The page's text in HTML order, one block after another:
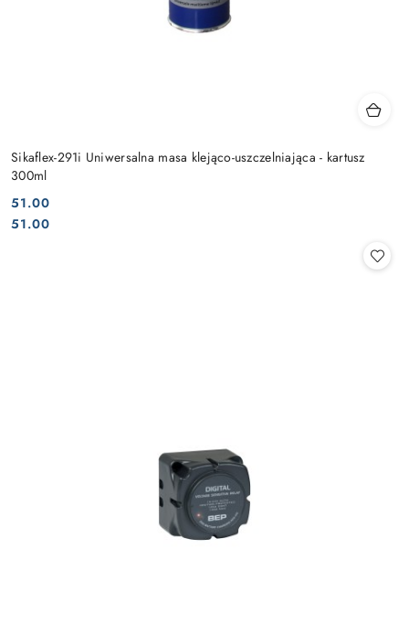
Sikaflex-291i Uniwersalna masa klejąco-uszczelniająca - kartusz
300ml
Cena:
51.00
Cena:
51.00